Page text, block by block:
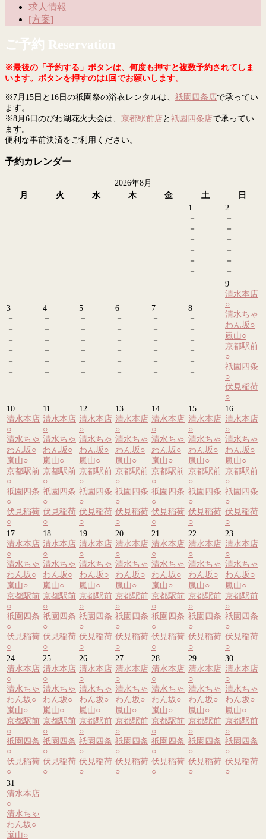
求人情報
[方案]
ご予約 Reservation
※最後の「予約する」ボタンは、何度も押すと複数予約されてしま
います。ボタンを押すのは1回でお願いします。
※7月15日と16日の祇園祭の浴衣レンタルは、 祇園四条店で承ってい
ます。
※8月6日のびわ湖花火大会は、 京都駅前店 と 祇園四条店で承ってい
ます。
便利な事前決済をご利用ください。
予約カレンダー
2026年8月
月
火 水 木 金 土
日
1
－
－
－
－
－
－
2
－
－
－
－
－
－
3
－
－
－
－
－
－
4
－
－
－
－
－
－
5
－
－
－
－
－
－
6
－
－
－
－
－
－
7
－
－
－
－
－
－
8
－
－
－
－
－
－
9
清水本店
○
清水ちゃ
わん坂○
嵐山○
京都駅前
○
祇園四条
○
伏見稲荷
○
10
清水本店
○
清水ちゃ
わん坂○
嵐山○
京都駅前
○
祇園四条
○
伏見稲荷
○
11
清水本店
○
清水ちゃ
わん坂○
嵐山○
京都駅前
○
祇園四条
○
伏見稲荷
○
12
清水本店
○
清水ちゃ
わん坂○
嵐山○
京都駅前
○
祇園四条
○
伏見稲荷
○
13
清水本店
○
清水ちゃ
わん坂○
嵐山○
京都駅前
○
祇園四条
○
伏見稲荷
○
14
清水本店
○
清水ちゃ
わん坂○
嵐山○
京都駅前
○
祇園四条
○
伏見稲荷
○
15
清水本店
○
清水ちゃ
わん坂○
嵐山○
京都駅前
○
祇園四条
○
伏見稲荷
○
16
清水本店
○
清水ちゃ
わん坂○
嵐山○
京都駅前
○
祇園四条
○
伏見稲荷
○
17
清水本店
○
清水ちゃ
わん坂○
嵐山○
京都駅前
○
祇園四条
○
伏見稲荷
○
18
清水本店
○
清水ちゃ
わん坂○
嵐山○
京都駅前
○
祇園四条
○
伏見稲荷
○
19
清水本店
○
清水ちゃ
わん坂○
嵐山○
京都駅前
○
祇園四条
○
伏見稲荷
○
20
清水本店
○
清水ちゃ
わん坂○
嵐山○
京都駅前
○
祇園四条
○
伏見稲荷
○
21
清水本店
○
清水ちゃ
わん坂○
嵐山○
京都駅前
○
祇園四条
○
伏見稲荷
○
22
清水本店
○
清水ちゃ
わん坂○
嵐山○
京都駅前
○
祇園四条
○
伏見稲荷
○
23
清水本店
○
清水ちゃ
わん坂○
嵐山○
京都駅前
○
祇園四条
○
伏見稲荷
○
24
清水本店
○
清水ちゃ
わん坂○
嵐山○
京都駅前
○
祇園四条
○
伏見稲荷
○
25
清水本店
○
清水ちゃ
わん坂○
嵐山○
京都駅前
○
祇園四条
○
伏見稲荷
○
26
清水本店
○
清水ちゃ
わん坂○
嵐山○
京都駅前
○
祇園四条
○
伏見稲荷
○
27
清水本店
○
清水ちゃ
わん坂○
嵐山○
京都駅前
○
祇園四条
○
伏見稲荷
○
28
清水本店
○
清水ちゃ
わん坂○
嵐山○
京都駅前
○
祇園四条
○
伏見稲荷
○
29
清水本店
○
清水ちゃ
わん坂○
嵐山○
京都駅前
○
祇園四条
○
伏見稲荷
○
30
清水本店
○
清水ちゃ
わん坂○
嵐山○
京都駅前
○
祇園四条
○
伏見稲荷
○
31
清水本店
○
清水ちゃ
わん坂○
嵐山○